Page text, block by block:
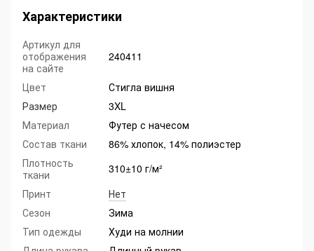
Характеристики
Артикул для
отображения
на сайте
240411
Цвет
Стигла вишня
Размер
3XL
Материал
Футер с начесом
Состав ткани
86% хлопок, 14% полиэстер
Плотность
ткани
310±10 г/м²
Принт
Нет
Сезон
Зима
Тип одежды
Худи на молнии